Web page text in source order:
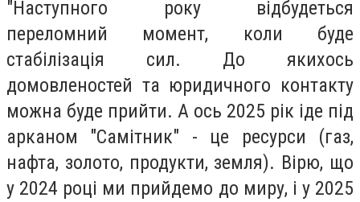
"Наступного року відбудеться
переломний момент, коли буде
стабілізація сил. До якихось
домовленостей та юридичного контакту
можна буде прийти. А ось 2025 рік іде під
арканом "Самітник" - це ресурси (газ,
нафта, золото, продукти, земля). Вірю, що
у 2024 році ми прийдемо до миру, і у 2025